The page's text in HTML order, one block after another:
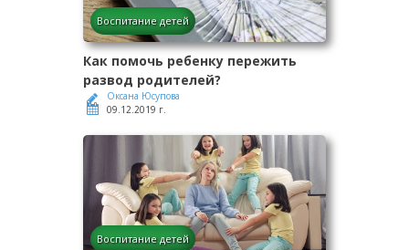
Воспитание детей
Как помочь ребенку пережить
развод родителей?
Оксана Юсупова
09.12.2019 г.
Воспитание детей